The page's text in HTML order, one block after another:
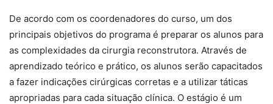
De acordo com os coordenadores do curso, um dos
principais objetivos do programa é preparar os alunos para
as complexidades da cirurgia reconstrutora. Através de
aprendizado teórico e prático, os alunos serão capacitados
a fazer indicações cirúrgicas corretas e a utilizar táticas
apropriadas para cada situação clínica. O estágio é um